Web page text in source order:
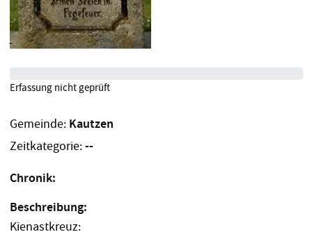
Gemeinde: Kautzen
Zeitkategorie:--
Chronik:
Beschreibung:
Kienastkreuz:
Erfassung nicht geprüft